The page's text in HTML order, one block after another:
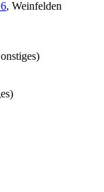
, Weinfelden